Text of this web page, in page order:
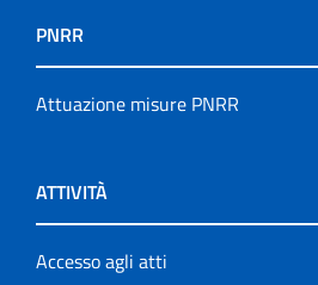
PNRR
Attuazione misure PNRR
ATTIVITÀ
Accesso agli atti